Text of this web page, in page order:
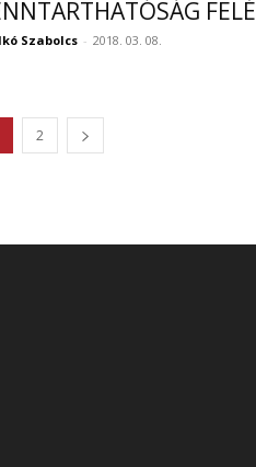
FELÉ
Szabolcs - 2018. 03. 08.
2